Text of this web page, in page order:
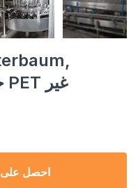
احصل